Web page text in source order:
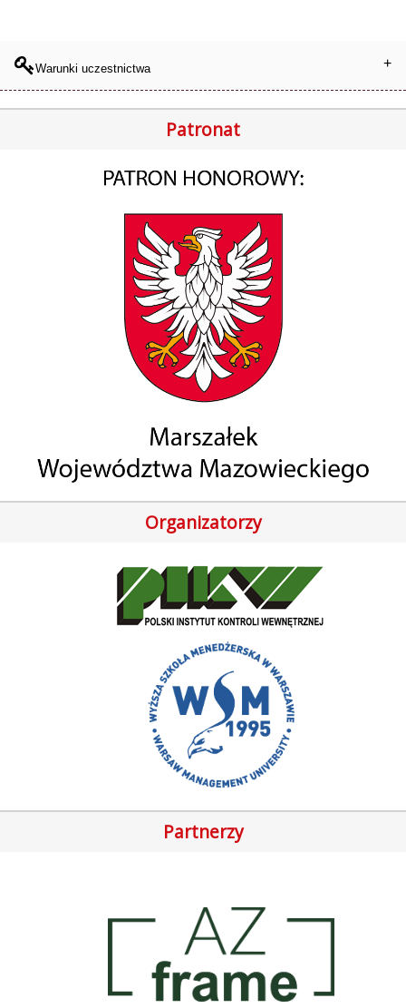
Warunki uczestnictwa
Patronat
Organizatorzy
Partnerzy